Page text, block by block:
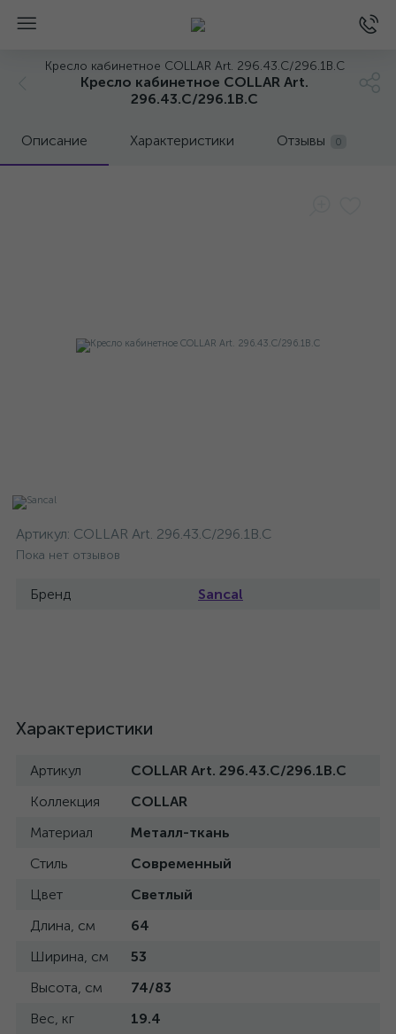
Кресло кабинетное COLLAR Art. 296.43.C/296.1B.C
Кресло кабинетное COLLAR Art.
296.43.C/296.1B.C
Описание Характеристики Отзывы 0
Артикул: COLLAR Art. 296.43.C/296.1B.C
Пока нет отзывов
Бренд Sancal
Характеристики
Артикул
COLLAR Art. 296.43.C/296.1B.C
Коллекция
COLLAR
Материал
Металл-ткань
Стиль
Современный
Цвет
Светлый
Длина, см
64
Ширина, см
53
Высота, см
74/83
Вес, кг
19.4